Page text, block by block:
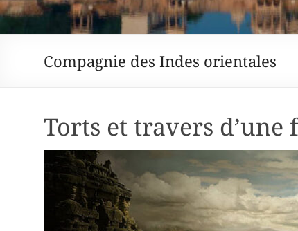
Compagnie des Indes orientales
Torts et travers d’une